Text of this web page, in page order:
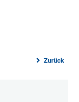
Zurück